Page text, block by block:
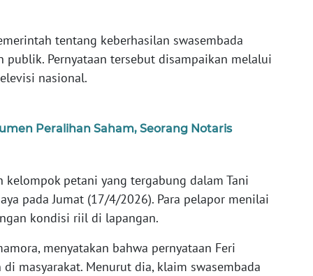
tentang keberhasilan swasembada
publik. Pernyataan tersebut disampaikan melalui
nasional.
Peralihan Saham, Seorang Notaris
petani yang tergabung dalam Tani
pada Jumat (17/4/2026). Para pelapor menilai
kondisi riil di lapangan.
menyatakan bahwa pernyataan Feri
masyarakat. Menurut dia, klaim swasembada